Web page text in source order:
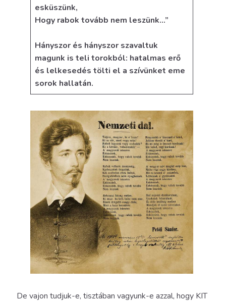
esküszünk,
Hogy rabok tovább nem leszünk…”
Hányszor és hányszor szavaltuk
magunk is teli torokból: hatalmas erő
és lelkesedés tölti el a szívünket eme
sorok hallatán.
De vajon tudjuk-e, tisztában vagyunk-e azzal, hogy KIT